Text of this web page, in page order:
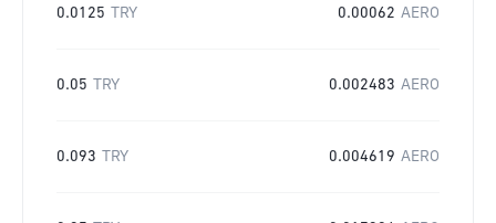
0.0125 TRY 0.00062 AERO
0.05 TRY 0.002483 AERO
0.093 TRY 0.004619 AERO